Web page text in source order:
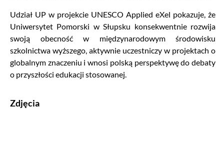
Udział UP w projekcie UNESCO Applied eXel pokazuje, że
Uniwersytet Pomorski w Słupsku konsekwentnie rozwija
swoją obecność w międzynarodowym środowisku
szkolnictwa wyższego, aktywnie uczestniczy w projektach o
globalnym znaczeniu i wnosi polską perspektywę do debaty
o przyszłości edukacji stosowanej.
Zdjęcia